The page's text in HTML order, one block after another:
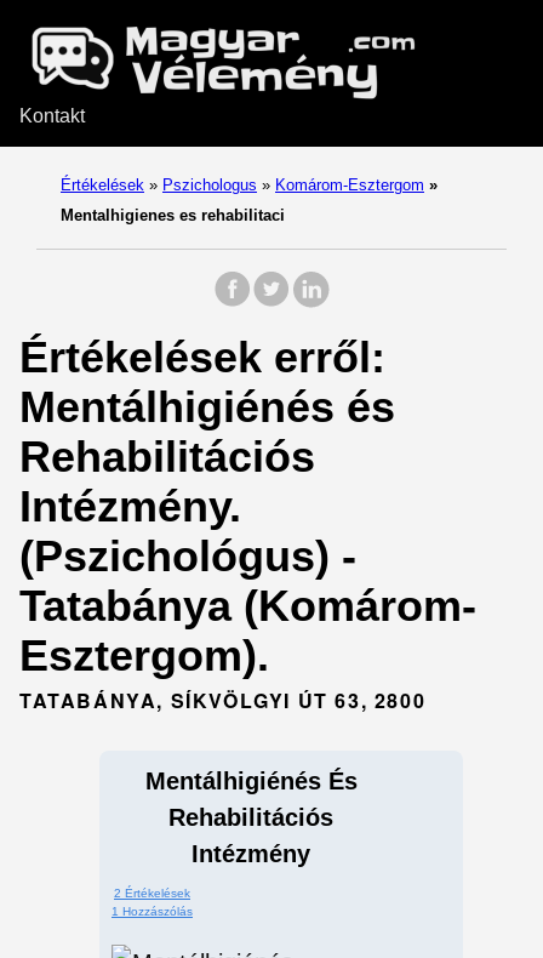
Kontakt
Értékelések » Pszichologus » Komárom-Esztergom »
Mentalhigienes es rehabilitaci
Értékelések erről:
Mentálhigiénés és
Rehabilitációs
Intézmény.
(Pszichológus) -
Tatabánya (Komárom-
Esztergom).
TATABÁNYA, SÍKVÖLGYI ÚT 63, 2800
Mentálhigiénés És
Rehabilitációs
Intézmény
2 Értékelések
1 Hozzászólás